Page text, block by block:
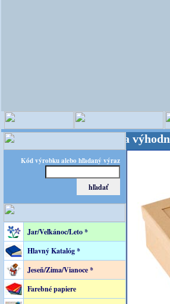
Kód výrobku alebo hľadaný výraz
Jar/Veľkánoc/Leto *
Hlavný Katalóg *
Jeseň/Zima/Vianoce *
Farebné papiere
- Kvalita za výhodnú cenu!